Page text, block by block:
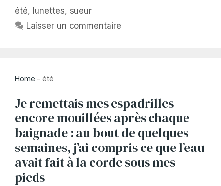
été, lunettes, sueur
Laisser un commentaire
Home - été
Je remettais mes espadrilles
encore mouillées après chaque
baignade : au bout de quelques
semaines, j’ai compris ce que l’eau
avait fait à la corde sous mes
pieds